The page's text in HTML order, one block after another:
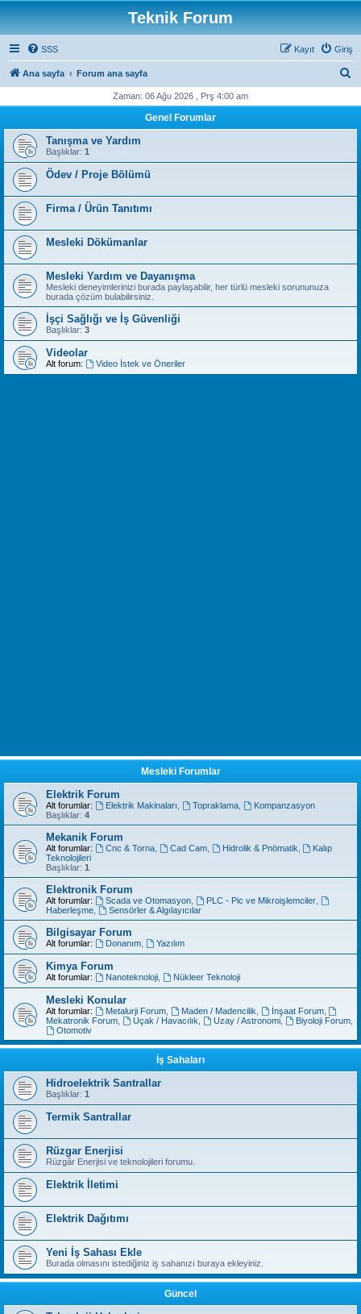
Teknik Forum
SSS Giriş
Kayıt
Ana sayfa Forum ana sayfa
Zaman: 06 Ağu 2026 , Prş 4:00 am
Genel Forumlar
Tanışma ve Yardım
Başlıklar: 1
Ödev / Proje Bölümü
Firma / Ürün Tanıtımı
Mesleki Dökümanlar
Mesleki Yardım ve Dayanışma
Mesleki deneyimlerinizi burada paylaşabilir, her türlü mesleki sorununuza
burada çözüm bulabilirsiniz.
İşçi Sağlığı ve İş Güvenliği
Başlıklar: 3
Videolar
Alt forum: Video İstek ve Öneriler
Mesleki Forumlar
Elektrik Forum
Alt forumlar: Elektrik Makinaları Topraklama,
Kompanzasyon
Başlıklar: 4
Mekanik Forum
Alt forumlar: Cnc & Torna, Cad Cam, Hidrolik & Pnömatik
Kalıp
Teknolojileri
Başlıklar: 1
Elektronik Forum
Alt forumlar: Scada ve Otomasyon, PLC - Pic ve Mikroişlemciler,
Haberleşme
Sensörler & Algılayıcılar
Bilgisayar Forum
Alt forumlar: Donanım, Yazılım
Kimya Forum
Alt forumlar: Nanoteknoloji, Nükleer Teknoloji
Mesleki Konular
Alt forumlar: Metalurji Forum, Maden / Madencilik İnşaat Forum,
Mekatronik Forum
Uçak / Havacılık Uzay / Astronomi, Biyoloji Forum,
Otomotiv
İş Sahaları
Hidroelektrik Santrallar
Başlıklar: 1
Termik Santrallar
Rüzgar Enerjisi
Rüzgâr Enerjisi ve teknolojileri forumu.
Elektrik İletimi
Elektrik Dağıtımı
Yeni İş Sahası Ekle
Burada olmasını istediğiniz iş sahanızı buraya ekleyiniz.
Güncel